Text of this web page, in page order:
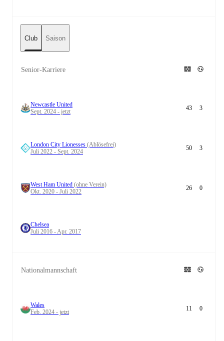
Club Saison
Senior-Karriere
Newcastle United
Sept. 2024 - jetzt
43 3
London City Lionesses (Ablösefrei)
Juli 2022 - Sept. 2024
50 3
West Ham United (ohne Verein)
Okt. 2020 - Juli 2022
26 0
Chelsea
Juli 2016 - Apr. 2017
Nationalmannschaft
Wales
Feb. 2024 - jetzt
11 0